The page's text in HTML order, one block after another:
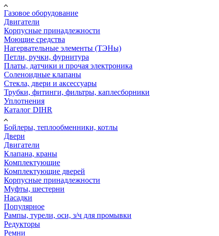
Газовое оборудование
Двигатели
Корпусные принадлежности
Моющие средства
Нагервательные элементы (ТЭНы)
Петли, ручки, фурнитура
Платы, датчики и прочая электроника
Соленоидные клапаны
Стекла, двери и аксессуары
Трубки, фитинги, фильтры, каплесборники
Уплотнения
Каталог DIHR
Бойлеры, теплообменники, котлы
Двери
Двигатели
Клапана, краны
Комплектующие
Комплектующие дверей
Корпусные принадлежности
Муфты, шестерни
Насадки
Популярное
Рампы, турели, оси, з/ч для промывки
Редукторы
Ремни